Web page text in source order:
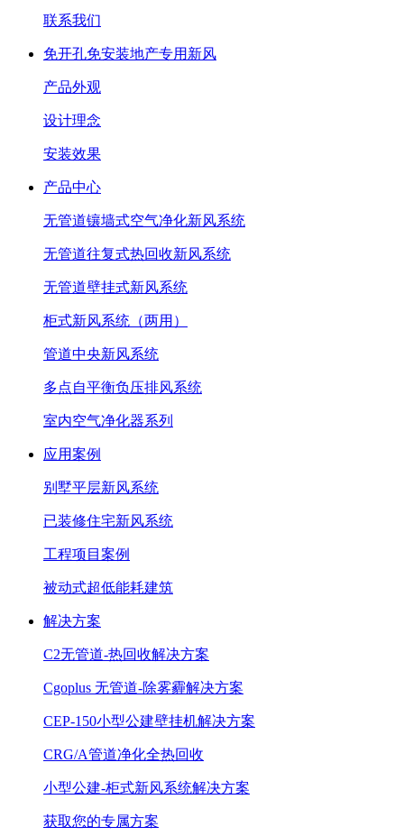
联系我们
免开孔免安装地产专用新风
产品外观
设计理念
安装效果
产品中心
无管道镶墙式空气净化新风系统
无管道往复式热回收新风系统
无管道壁挂式新风系统
柜式新风系统（两用）
管道中央新风系统
多点自平衡负压排风系统
室内空气净化器系列
应用案例
别墅平层新风系统
已装修住宅新风系统
工程项目案例
被动式超低能耗建筑
解决方案
C2无管道-热回收解决方案
Cgoplus 无管道-除雾霾解决方案
CEP-150小型公建壁挂机解决方案
CRG/A管道净化全热回收
小型公建-柜式新风系统解决方案
获取您的专属方案